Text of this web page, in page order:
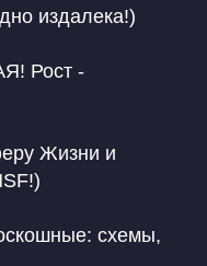
издалека!)
Рост -
Жизни и
схемы,